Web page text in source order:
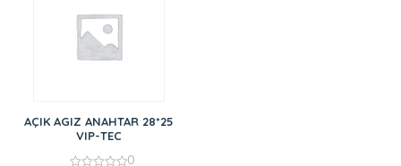
AÇIK AGIZ ANAHTAR 28*25
VIP-TEC
0